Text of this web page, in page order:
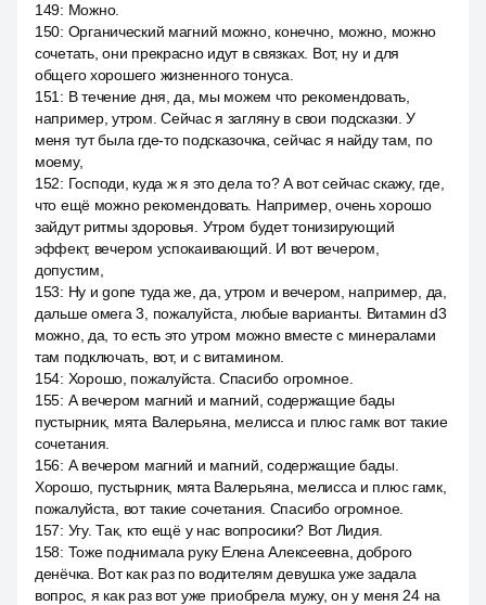
149: Можно.
150: Органический магний можно, конечно, можно, можно
сочетать, они прекрасно идут в связках. Вот, ну и для
общего хорошего жизненного тонуса.
151 : В течение дня, да, мы можем что рекомендовать,
например, утром. Сейчас я загляну в свои подсказки. У
меня тут была где-то подсказочка, сейчас я найду там, по
моему,
152: Господи, куда ж я это дела то? А вот сейчас скажу, где,
что ещё можно рекомендовать. Например, очень хорошо
зайдут ритмы здоровья. Утром будет тонизирующий
эффект, вечером успокаивающий. И вот вечером,
допустим,
153: Ну и gone туда же, да, утром и вечером, например, да,
дальше омега 3, пожалуйста, любые варианты. Витамин d3
можно, да, то есть это утром можно вместе с минералами
там подключать, вот, и с витамином.
154: Хорошо, пожалуйста. Спасибо огромное.
155: А вечером магний и магний, содержащие бады
пустырник, мята Валерьяна, мелисса и плюс гамк вот такие
сочетания.
156: А вечером магний и магний, содержащие бады.
Хорошо, пустырник, мята Валерьяна, мелисса и плюс гамк,
пожалуйста, вот такие сочетания. Спасибо огромное.
157: Угу. Так, кто ещё у нас вопросики? Вот Лидия.
158: Тоже поднимала руку Елена Алексеевна, доброго
денёчка. Вот как раз по водителям девушка уже задала
вопрос, я как раз вот уже приобрела мужу, он у меня 24 на